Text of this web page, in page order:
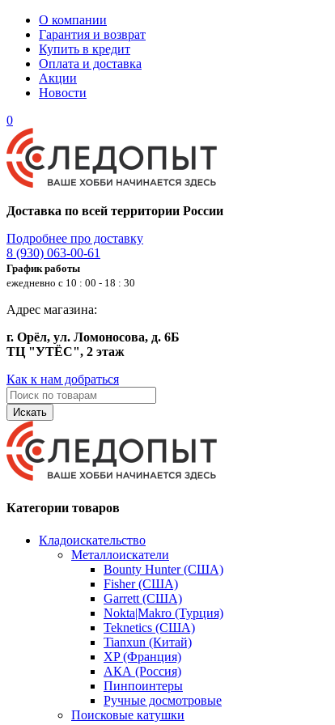
О компании
Гарантия и возврат
Купить в кредит
Оплата и доставка
Акции
Новости
0
Доставка по всей территории России
Подробнее про доставку
8 (930) 063-00-61
График работы
ежедневно с 10 : 00 - 18 : 30
Адрес магазина:
г. Орёл, ул. Ломоносова, д. 6Б
ТЦ "УТЁС", 2 этаж
Как к нам добраться
Искать
Категории товаров
Кладоискательство
Металлоискатели
Bounty Hunter (США)
Fisher (США)
Garrett (США)
Nokta|Makro (Турция)
Teknetics (США)
Tianxun (Китай)
XP (Франция)
АКА (Россия)
Пинпоинтеры
Ручные досмотровые
Поисковые катушки